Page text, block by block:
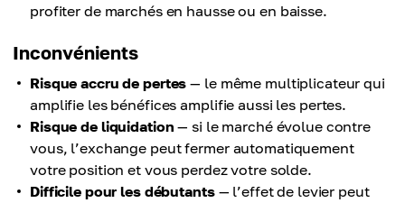
profiter de marchés en hausse ou en baisse.
Inconvénients
Risque accru de pertes — le même multiplicateur qui
amplifie les bénéfices amplifie aussi les pertes.
Risque de liquidation — si le marché évolue contre
vous, l’exchange peut fermer automatiquement
votre position et vous perdez votre solde.
Difficile pour les débutants— l’effet de levier peut